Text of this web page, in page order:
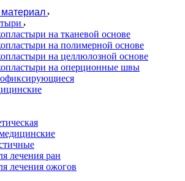
на тканевой основе
на полимерной основе
на целлюлозной основе
на оперционные швы
лечения ран
лечения ожогов